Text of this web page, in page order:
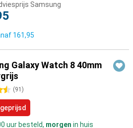
Samsung
161,95
Galaxy Watch 8 40mm
(91 )
uur besteld, morgen in huis